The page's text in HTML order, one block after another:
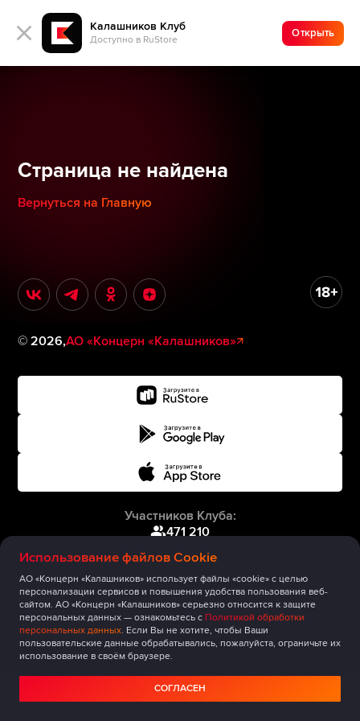
Калашников Клуб
Доступно в RuStore
Открыть
Использование файлов Cookie
АО «Концерн «Калашников» использует файлы «cookie» с целью
персонализации сервисов и повышения удобства пользования веб-
сайтом. АО «Концерн «Калашников» серьезно относится к защите
персональных данных — ознакомьтесь с Политикой обработки
персональных данных. Если Вы не хотите, чтобы Ваши
пользовательские данные обрабатывались, пожалуйста, ограничьте их
использование в своём браузере.
СОГЛАСЕН
Страница не найдена
Вернуться на Главную
©2026,АО «Концерн «Калашников»
Участников Клуба:
471 210